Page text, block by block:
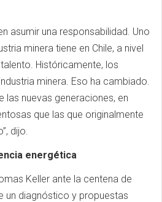
asumir una responsabilidad. Uno
minera tiene en Chile, a nivel
Históricamente, los
minera. Eso ha cambiado.
las nuevas generaciones, en
que las que originalmente
dijo.
energética
Keller ante la centena de
un diagnóstico y propuestas